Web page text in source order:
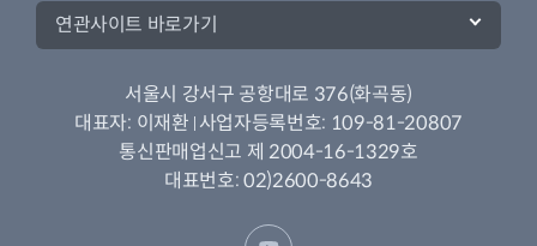
연관사이트 바로가기
서울시 강서구 공항대로 376(화곡동)
대표자: 이재환 사업자등록번호: 109-81-20807
통신판매업신고 제 2004-16-1329호
대표번호:02)2600-8643